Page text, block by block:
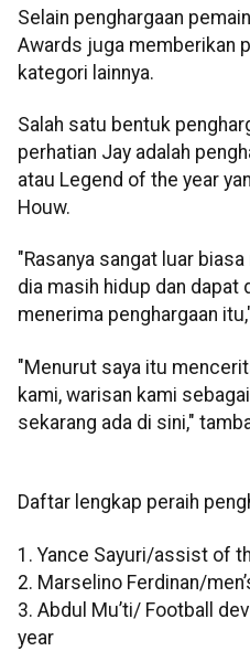
Selain penghargaan
Awards juga memberikan
kategori lainnya.
Salah satu bentuk
perhatian Jay adalah
atau Legend of the year
Houw.
"Rasanya sangat luar biasa
dia masih hidup dan dapat
menerima penghargaan
"Menurut saya itu
kami, warisan kami
sekarang ada di sini,"
Daftar lengkap peraih
1. Yance Sayuri/assist of
2. Marselino Ferdinan/
3. Abdul Mu’ti/ Football
year